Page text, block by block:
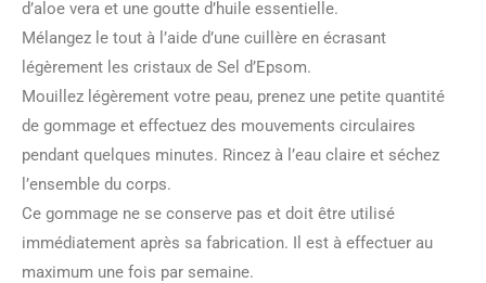
d’aloe vera et une goutte d’huile essentielle.
Mélangez le tout à l’aide d’une cuillère en écrasant
légèrement les cristaux de Sel d’Epsom.
Mouillez légèrement votre peau, prenez une petite quantité
de gommage et effectuez des mouvements circulaires
pendant quelques minutes. Rincez à l’eau claire et séchez
l’ensemble du corps.
Ce gommage ne se conserve pas et doit être utilisé
immédiatement après sa fabrication. Il est à effectuer au
maximum une fois par semaine.